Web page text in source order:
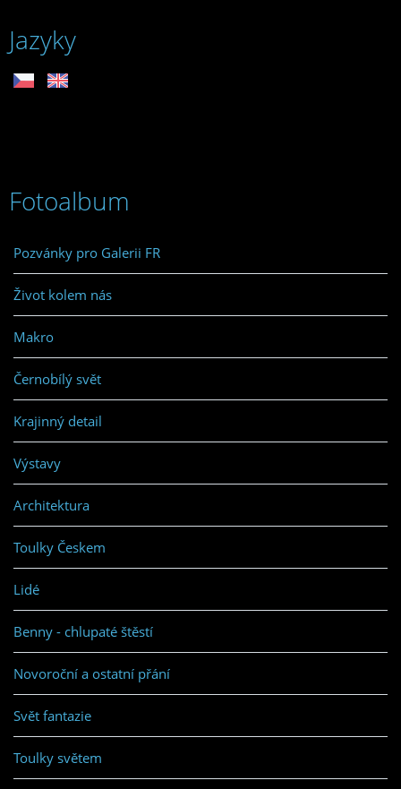
Jazyky
Fotoalbum
Pozvánky pro Galerii FR
Život kolem nás
Makro
Černobílý svět
Krajinný detail
Výstavy
Architektura
Toulky Českem
Lidé
Benny - chlupaté štěstí
Novoroční a ostatní přání
Svět fantazie
Toulky světem